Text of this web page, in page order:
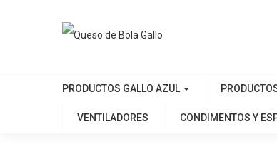
PRODUCTOS GALLO AZUL
VENTILADORES CONDIMENTOS Y